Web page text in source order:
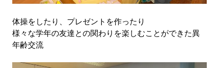
体操をしたり、プレゼントを作ったり
様々な学年の友達との関わりを楽しむことができた異
年齢交流